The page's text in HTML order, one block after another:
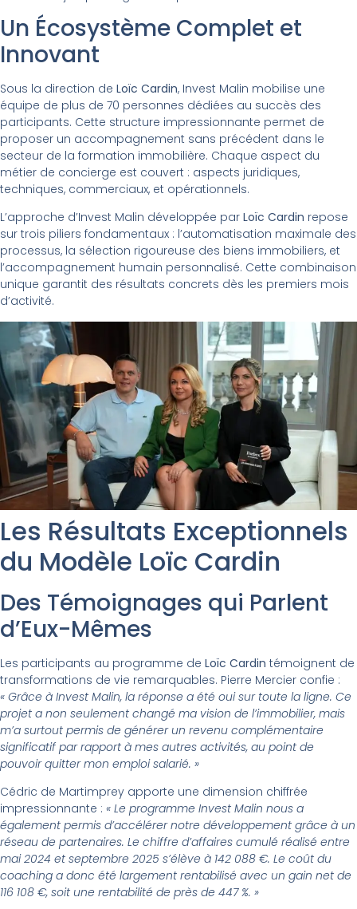
Un Écosystème Complet et
Innovant
Sous la direction de Loïc Cardin, Invest Malin mobilise une
équipe de plus de 70 personnes dédiées au succès des
participants. Cette structure impressionnante permet de
proposer un accompagnement sans précédent dans le
secteur de la formation immobilière. Chaque aspect du
métier de concierge est couvert : aspects juridiques,
techniques, commerciaux, et opérationnels.
L’approche d’Invest Malin développée par Loïc Cardin repose
sur trois piliers fondamentaux : l’automatisation maximale des
processus, la sélection rigoureuse des biens immobiliers, et
l’accompagnement humain personnalisé. Cette combinaison
unique garantit des résultats concrets dès les premiers mois
d’activité.
Les Résultats Exceptionnels
du Modèle Loïc Cardin
Des Témoignages qui Parlent
d’Eux-Mêmes
Les participants au programme de Loïc Cardin témoignent de
transformations de vie remarquables. Pierre Mercier confie :
« Grâce à Invest Malin, la réponse a été oui sur toute la ligne. Ce
projet a non seulement changé ma vision de l’immobilier, mais
m’a surtout permis de générer un revenu complémentaire
significatif par rapport à mes autres activités, au point de
pouvoir quitter mon emploi salarié. »
Cédric de Martimprey apporte une dimension chiffrée
impressionnante : « Le programme Invest Malin nous a
également permis d’accélérer notre développement grâce à un
réseau de partenaires. Le chiffre d’affaires cumulé réalisé entre
mai 2024 et septembre 2025 s’élève à 142 088 €. Le coût du
coaching a donc été largement rentabilisé avec un gain net de
116 108 €, soit une rentabilité de près de 447 %. »